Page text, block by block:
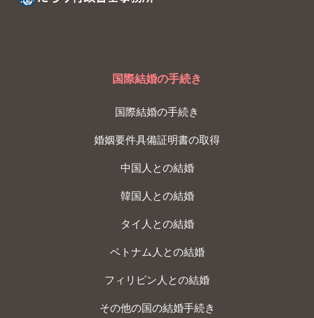
国際結婚の手続き
国際結婚の手続き
婚姻要件具備証明書の取得
中国人との結婚
韓国人との結婚
タイ人との結婚
ベトナム人との結婚
フィリピン人との結婚
その他の国の結婚手続き